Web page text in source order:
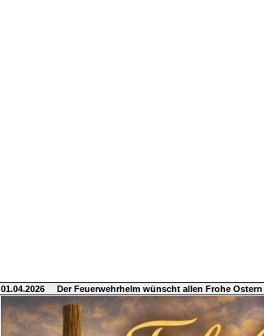
01.04.2026 Der Feuerwehrhelm wünscht allen Frohe Ostern